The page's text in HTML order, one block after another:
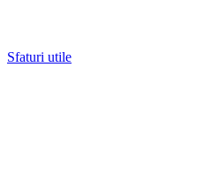
Sfaturi utile